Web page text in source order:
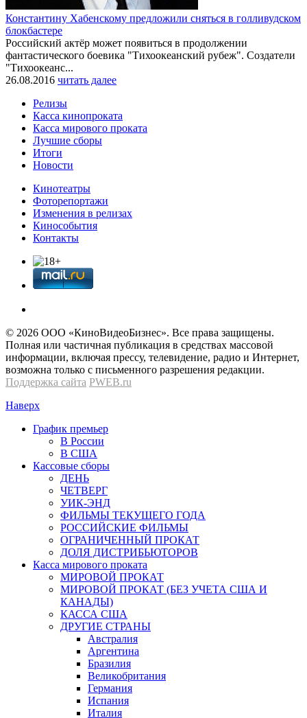
Константину Хабенскому предложили сняться в голливудском
блокбастере
Российский актёр может появиться в продолжении
фантастического боевика "Тихоокеанский рубеж". Создатели
"Тихоокеанс...
26.08.2016 читать далее
Релизы
Касса кинопроката
Касса мирового проката
Лучшие сборы
Итоги
Новости
Кинотеатры
Фоторепортажи
Изменения в релизах
Кинособытия
Контакты
© 2026 OOО «КиноВидеоБизнес». Все права защищены.
Полная или частичная публикация в средствах массовой
информации, включая прессу, телевидение, радио и Интернет,
возможна только с письменного разрешения редакции.
Поддержка сайта PWEB.ru
Наверх
График премьер
В России
В США
Кассовые сборы
ДЕНЬ
ЧЕТВЕРГ
УИК-ЭНД
ФИЛЬМЫ ТЕКУЩЕГО ГОДА
РОССИЙСКИЕ ФИЛЬМЫ
ОГРАНИЧЕННЫЙ ПРОКАТ
ДОЛЯ ДИСТРИБЬЮТОРОВ
Касса мирового проката
МИРОВОЙ ПРОКАТ
МИРОВОЙ ПРОКАТ (БЕЗ УЧЕТА США И
КАНАДЫ)
КАССА США
ДРУГИЕ СТРАНЫ
Австралия
Аргентина
Бразилия
Великобритания
Германия
Испания
Италия